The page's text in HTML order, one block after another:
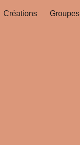
Créations Groupes